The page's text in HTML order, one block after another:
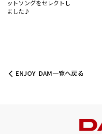
ットソングをセレクトし
ました♪
ENJOY DAM一覧へ戻る